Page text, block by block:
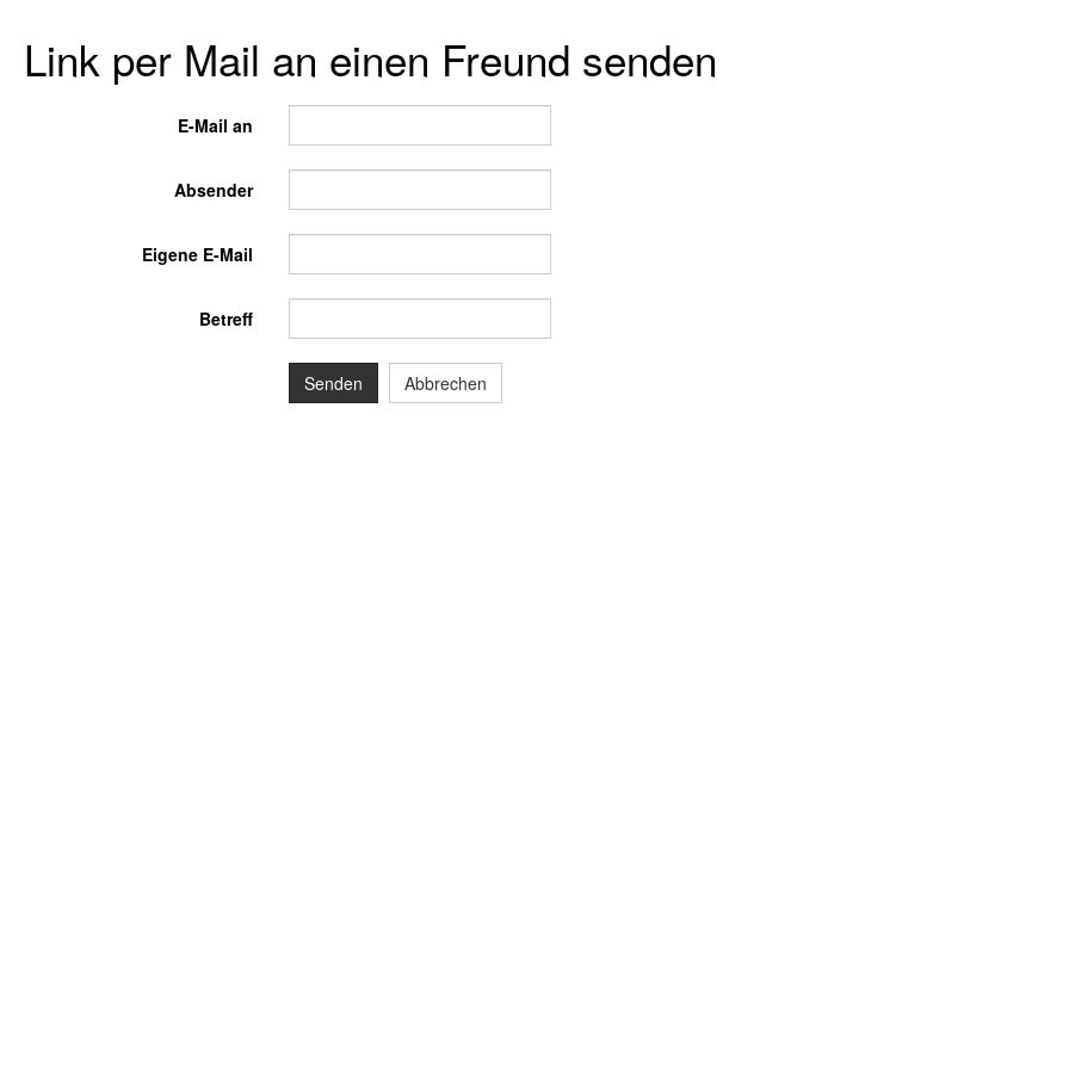
Link per Mail an einen Freund senden
E-Mail an
Absender
Eigene E-Mail
Betreff
Senden Abbrechen